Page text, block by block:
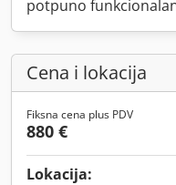
potpuno
Cena i lokacija
Fiksna cena plus PDV
880 €
Lokacija: